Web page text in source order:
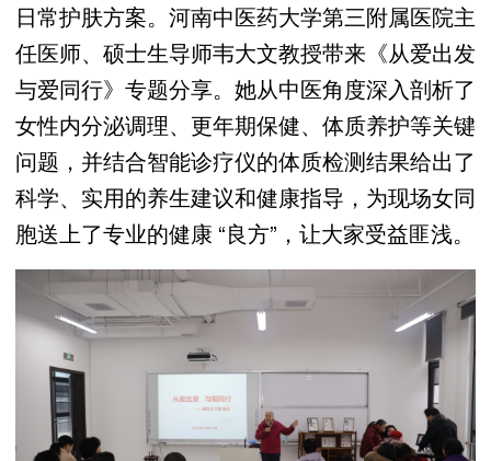
日常护肤方案。河南中医药大学第三附属医院主
任医师、硕士生导师韦大文教授带来《从爱出发
与爱同行》专题分享。她从中医角度深入剖析了
女性内分泌调理、更年期保健、体质养护等关键
问题，并结合智能诊疗仪的体质检测结果给出了
科学、实用的养生建议和健康指导，为现场女同
胞送上了专业的健康 “良方”，让大家受益匪浅。